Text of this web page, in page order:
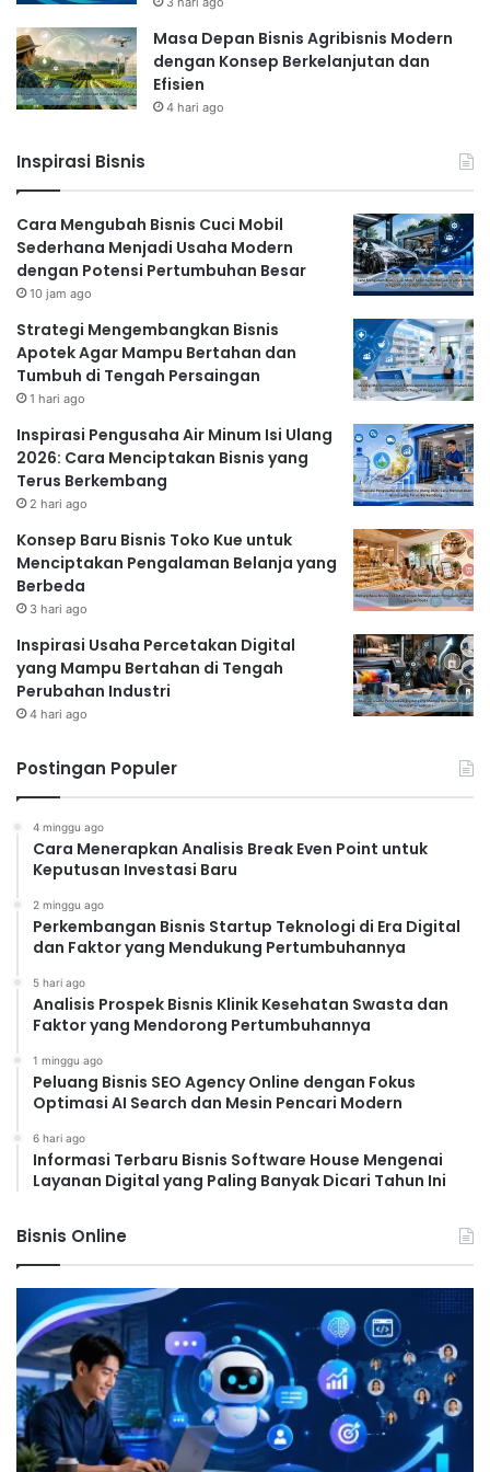
kesehatan akan semakin populer. Perkembangan
ini akan didukung oleh peningkatan kesadaran
masyarakat akan pentingnya kesehatan dan akses
yang lebih mudah terhadap teknologi.
Tantangan Perkembangan Startup
Indonesia 2025
Meskipun potensi perkembanganstartup
Indonesia di tahun 2025 sangat besar, beberapa
tantangan perlu diatasi. Tantangan ini mencakup:
Keterbatasan Infrastruktur
Kesenjangan infrastruktur digital, terutama di
daerah-daerah terpencil, masih menjadi hambatan
bagi pertumbuhanstartup
. Peningkatan
infrastruktur internet yang memadai dan
terjangkau sangat penting untuk menjangkau
pasar yang lebih luas.
Regulasi dan Kebijakan
Kerangka regulasi yang jelas dan kondusif sangat
penting untuk mendorong pertumbuhanstartup.
Regulasi yang terlalu ketat dapat menghambat
dapat menimbulkan risiko bagi konsumen dan
pelaku usaha.
Ketersediaan Talenta
terampil merupakan faktor kunci
keberhasilanstartup. Indonesia perlu
meningkatkan kualitas pendidikan dan pelatihan
di bidang teknologi untuk memenuhi kebutuhan
talenta di sektor ini.
Akses Pembiayaan
Akses terhadap pembiayaan yang terjangkau dan
mudah didapatkan merupakan tantangan bagi
banyakstartup, terutama di tahap awal
pengembangan. Peningkatan akses terhadap
Kesimpulan: Masa Depan
Startup Indonesia
PerkembanganstartupIndonesia di tahun 2025
Masa Depan Bisnis Agribisnis Modern
dengan Konsep Berkelanjutan dan
Efisien
4 hari ago
Inspirasi Bisnis
Cara Mengubah Bisnis Cuci Mobil
Sederhana Menjadi Usaha Modern
dengan Potensi Pertumbuhan Besar
10 jam ago
Strategi Mengembangkan Bisnis
Apotek Agar Mampu Bertahan dan
Tumbuh di Tengah Persaingan
1 hari ago
Inspirasi Pengusaha Air Minum Isi Ulang
2026: Cara Menciptakan Bisnis yang
Terus Berkembang
2 hari ago
Konsep Baru Bisnis Toko Kue untuk
Menciptakan Pengalaman Belanja yang
Berbeda
3 hari ago
Inspirasi Usaha Percetakan Digital
yang Mampu Bertahan di Tengah
Perubahan Industri
4 hari ago
Postingan Populer
4 minggu ago
Cara Menerapkan Analisis Break Even Point untuk
Keputusan Investasi Baru
2 minggu ago
Perkembangan Bisnis Startup Teknologi di Era Digital
dan Faktor yang Mendukung Pertumbuhannya
5 hari ago
Analisis Prospek Bisnis Klinik Kesehatan Swasta dan
Faktor yang Mendorong Pertumbuhannya
1 minggu ago
Peluang Bisnis SEO Agency Online dengan Fokus
Optimasi AI Search dan Mesin Pencari Modern
6 hari ago
Informasi Terbaru Bisnis Software House Mengenai
Layanan Digital yang Paling Banyak Dicari Tahun Ini
Bisnis Online